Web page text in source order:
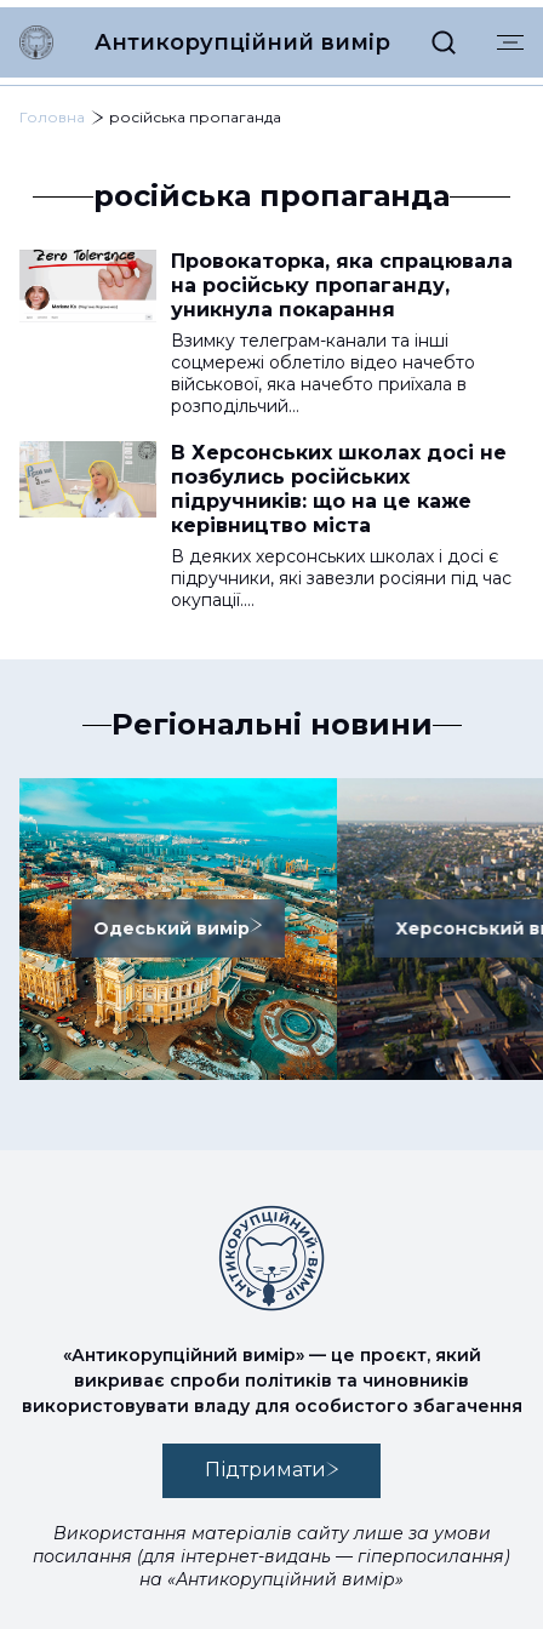
Антикорупційний вимір
Головна російська пропаганда
російська пропаганда
Провокаторка, яка спрацювала
на російську пропаганду,
уникнула покарання
Взимку телеграм-канали та інші
соцмережі облетіло відео начебто
військової, яка начебто приїхала в
розподільчий…
В Херсонських школах досі не
позбулись російських
підручників: що на це каже
керівництво міста
В деяких херсонських школах і досі є
підручники, які завезли росіяни під час
окупації.…
Регіональні новини
Одеський вимір Херсонський
«Антикорупційний вимір» — це проєкт, який
викриває спроби політиків та чиновників
використовувати владу для особистого збагачення
Підтримати
Використання матеріалів сайту лише за умови
посилання (для інтернет-видань — гіперпосилання)
на «Антикорупційний вимір»